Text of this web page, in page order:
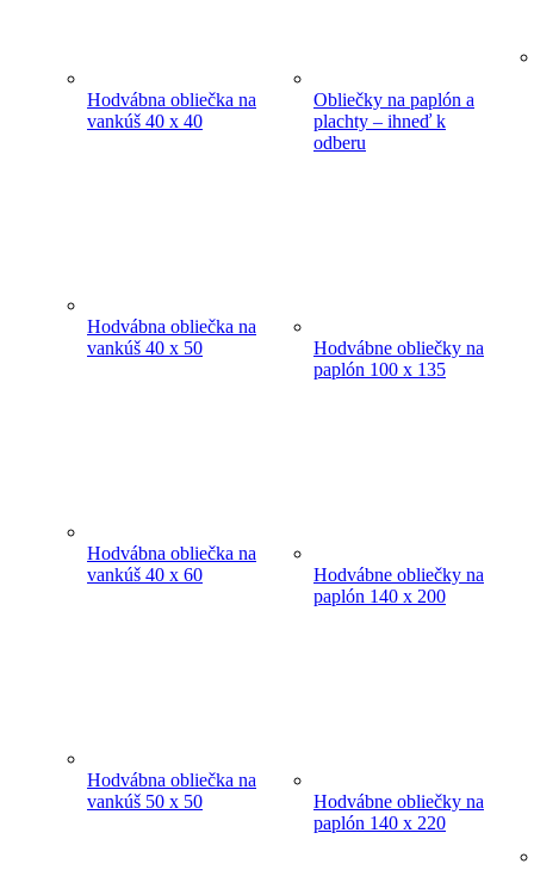
Hodvábna obliečka na
vankúš 40 x 40
Hodvábna obliečka na
vankúš 40 x 50
Hodvábna obliečka na
vankúš 40 x 60
Hodvábna obliečka na
vankúš 50 x 50
Obliečky na paplón a
plachty – ihneď k
odberu
Hodvábne obliečky na
paplón 100 x 135
Hodvábne obliečky na
paplón 140 x 200
Hodvábne obliečky na
paplón 140 x 220